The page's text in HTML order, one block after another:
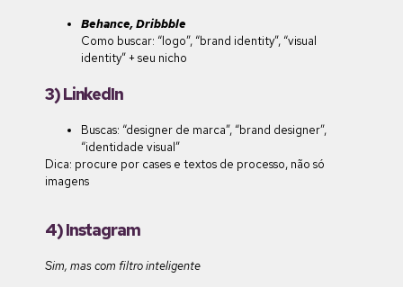
Behance, Dribbble
Como buscar: “logo”, “brand identity”, “visual
identity” + seu nicho
3) LinkedIn
Buscas: “designer de marca”, “brand designer”,
“identidade visual”
Dica: procure por cases e textos de processo, não só
imagens
4) Instagram
Sim, mas com filtro inteligente